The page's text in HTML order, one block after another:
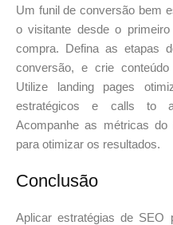
Um funil de conversão bem
o visitante desde o
compra. Defina as etapas
conversão, e crie
Utilize landing pages
estratégicos e calls to
Acompanhe as métricas
para otimizar os resultados.
Conclusão
Aplicar estratégias de SEO